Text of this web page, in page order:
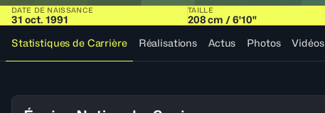
DATE DE NAISSANCE
31 oct. 1991
TAILLE
208 cm / 6'10"
Statistiques de Carrière
Réalisations Actus Photos Vidéos